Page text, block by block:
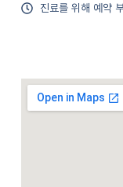
진료를 위해 예약